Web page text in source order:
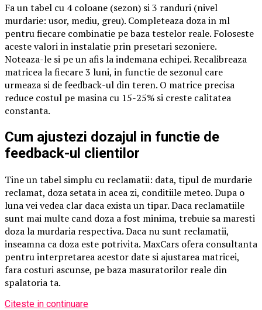
Fa un tabel cu 4 coloane (sezon) si 3 randuri (nivel
murdarie: usor, mediu, greu). Completeaza doza in ml
pentru fiecare combinatie pe baza testelor reale. Foloseste
aceste valori in instalatie prin presetari sezoniere.
Noteaza-le si pe un afis la indemana echipei. Recalibreaza
matricea la fiecare 3 luni, in functie de sezonul care
urmeaza si de feedback-ul din teren. O matrice precisa
reduce costul pe masina cu 15-25% si creste calitatea
constanta.
Cum ajustezi dozajul in functie de
feedback-ul clientilor
Tine un tabel simplu cu reclamatii: data, tipul de murdarie
reclamat, doza setata in acea zi, conditiile meteo. Dupa o
luna vei vedea clar daca exista un tipar. Daca reclamatiile
sunt mai multe cand doza a fost minima, trebuie sa maresti
doza la murdaria respectiva. Daca nu sunt reclamatii,
inseamna ca doza este potrivita. MaxCars ofera consultanta
pentru interpretarea acestor date si ajustarea matricei,
fara costuri ascunse, pe baza masuratorilor reale din
spalatoria ta.
Citeste in continuare